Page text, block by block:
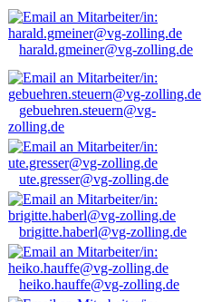
harald.gmeiner@vg-zolling.de
gebuehren.steuern@vg-
zolling.de
ute.gresser@vg-zolling.de
brigitte.haberl@vg-zolling.de
heiko.hauffe@vg-zolling.de